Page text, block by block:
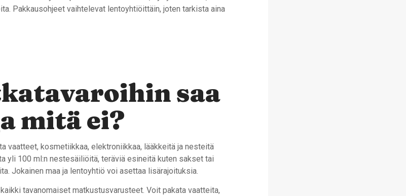
Pakkausohjeet vaihtelevat lentoyhtiöittäin, joten tarkista aina
saa
mitä ei?
vaatteet, kosmetiikkaa, elektroniikkaa, lääkkeitä ja nesteitä
yli 100 ml:n nestesäiliöitä, teräviä esineitä kuten sakset tai
Jokainen maa ja lentoyhtiö voi asettaa lisärajoituksia.
tavanomaiset matkustusvarusteet. Voit pakata vaatteita,